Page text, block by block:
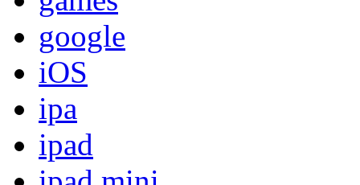
google
iOS
ipa
ipad